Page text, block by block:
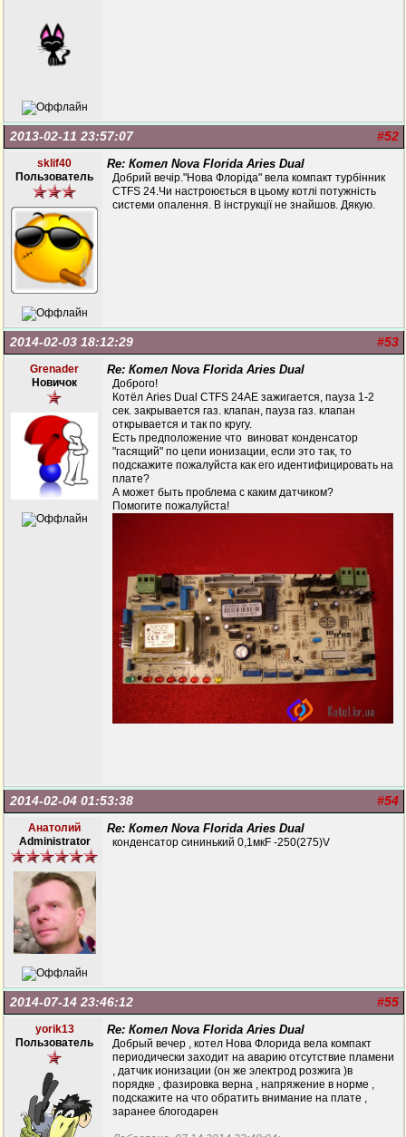
#52
2013-02-11 23:57:07
sklif40
Пользователь
Re: Котел Nova Florida Aries Dual
Добрий вечір."Нова Флоріда" вела компакт турбінник
CTFS 24.Чи настроюється в цьому котлі потужність
системи опалення. В інструкції не знайшов. Дякую.
#53
2014-02-03 18:12:29
Grenader
Новичок
Re: Котел Nova Florida Aries Dual
Доброго!
Котёл Aries Dual CTFS 24AE зажигается, пауза 1-2
сек. закрывается газ. клапан, пауза газ. клапан
открывается и так по кругу.
Есть предположение что виноват конденсатор
"гасящий" по цепи ионизации, если это так, то
подскажите пожалуйста как его идентифицировать на
плате?
А может быть проблема с каким датчиком?
Помогите пожалуйста!
#54
2014-02-04 01:53:38
Анатолий
Administrator
Re: Котел Nova Florida Aries Dual
конденсатор сининький 0,1мкF -250(275)V
#55
2014-07-14 23:46:12
yorik13
Пользователь
Re: Котел Nova Florida Aries Dual
Добрый вечер , котел Нова Флорида вела компакт
периодически заходит на аварию отсутствие пламени
, датчик ионизации (он же электрод розжига )в
порядке , фазировка верна , напряжение в норме ,
подскажите на что обратить внимание на плате ,
заранее блогодарен